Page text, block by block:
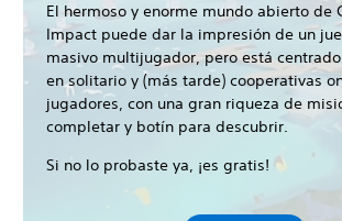
El hermoso y enorme mundo abierto de
Impact puede dar la impresión de un
masivo multijugador, pero está
en solitario y (más tarde) cooperativas
jugadores, con una gran riqueza de
completar y botín para descubrir.
Si no lo probaste ya, ¡es gratis!